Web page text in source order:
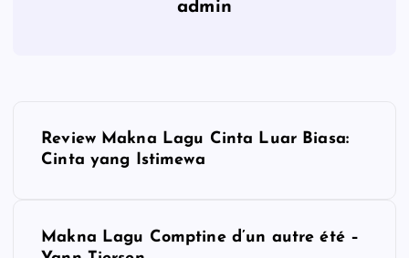
admin
Review Makna Lagu Cinta Luar Biasa:
Cinta yang Istimewa
Makna Lagu Comptine d’un autre été –